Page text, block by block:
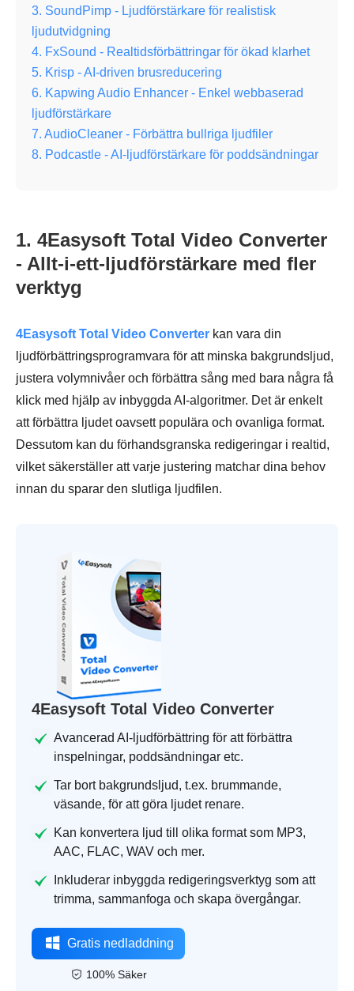
3. SoundPimp - Ljudförstärkare för realistisk
ljudutvidgning
4. FxSound - Realtidsförbättringar för ökad klarhet
5. Krisp - AI-driven brusreducering
6. Kapwing Audio Enhancer - Enkel webbaserad
ljudförstärkare
7. AudioCleaner - Förbättra bullriga ljudfiler
8. Podcastle - AI-ljudförstärkare för poddsändningar
1. 4Easysoft Total Video Converter
- Allt-i-ett-ljudförstärkare med fler
verktyg
4Easysoft Total Video Converter kan vara din
ljudförbättringsprogramvara för att minska bakgrundsljud,
justera volymnivåer och förbättra sång med bara några få
klick med hjälp av inbyggda AI-algoritmer. Det är enkelt
att förbättra ljudet oavsett populära och ovanliga format.
Dessutom kan du förhandsgranska redigeringar i realtid,
vilket säkerställer att varje justering matchar dina behov
innan du sparar den slutliga ljudfilen.
4Easysoft Total Video Converter
Avancerad AI-ljudförbättring för att förbättra
inspelningar, poddsändningar etc.
Tar bort bakgrundsljud, t.ex. brummande,
väsande, för att göra ljudet renare.
Kan konvertera ljud till olika format som MP3,
AAC, FLAC, WAV och mer.
Inkluderar inbyggda redigeringsverktyg som att
trimma, sammanfoga och skapa övergångar.
Gratis nedladdning
100% Säker